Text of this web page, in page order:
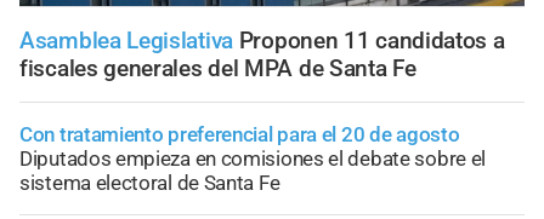
Asamblea Legislativa Proponen 11 candidatos a
fiscales generales del MPA de Santa Fe
Con tratamiento preferencial para el 20 de agosto
Diputados empieza en comisiones el debate sobre el
sistema electoral de Santa Fe